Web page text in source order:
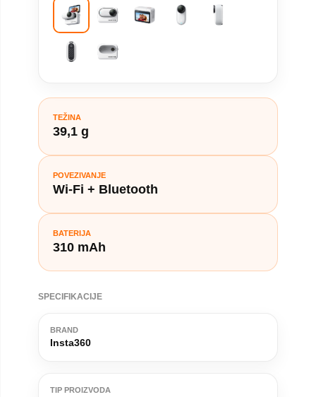
TEŽINA
39,1 g
POVEZIVANJE
Wi-Fi + Bluetooth
BATERIJA
310 mAh
SPECIFIKACIJE
BRAND
Insta360
TIP PROIZVODA